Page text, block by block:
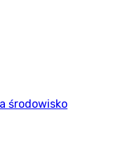
środowisko